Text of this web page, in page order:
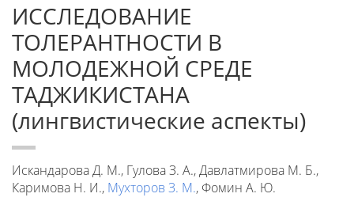
ИССЛЕДОВАНИЕ
ТОЛЕРАНТНОСТИ В
МОЛОДЕЖНОЙ СРЕДЕ
ТАДЖИКИСТАНА
(лингвистические аспекты)
Искандарова Д. М., Гулова З. А., Давлатмирова М. Б.,
Каримова Н. И., Мухторов З. М., Фомин А. Ю.